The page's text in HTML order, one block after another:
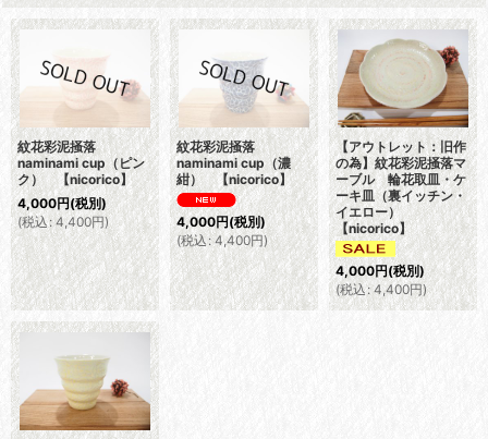
紋花彩泥掻落
naminami cup（ピン
ク） 【nicorico】
4,000円(税別)
(税込: 4,400円)
紋花彩泥掻落
naminami cup（濃
紺） 【nicorico】
4,000円(税別)
(税込: 4,400円)
【アウトレット：旧作
の為】紋花彩泥掻落マ
ーブル 輪花取皿・ケ
ーキ皿（裏イッチン・
イエロー）
【nicorico】
4,000円(税別)
(税込: 4,400円)